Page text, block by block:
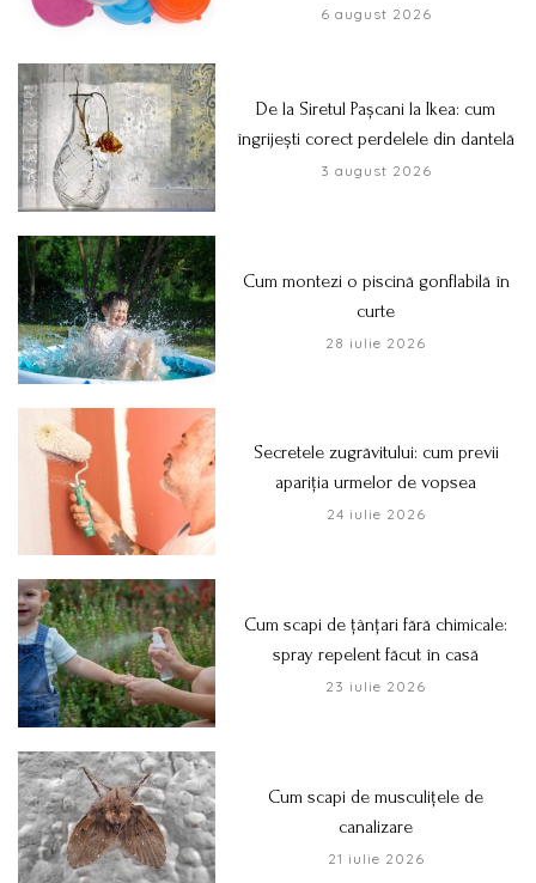
6 august 2026
De la Siretul Pașcani la Ikea: cum
îngrijești corect perdelele din dantelă
3 august 2026
Cum montezi o piscină gonflabilă în
curte
28 iulie 2026
Secretele zugrăvitului: cum previi
apariția urmelor de vopsea
24 iulie 2026
Cum scapi de țânțari fără chimicale:
spray repelent făcut în casă
23 iulie 2026
Cum scapi de musculițele de
canalizare
21 iulie 2026